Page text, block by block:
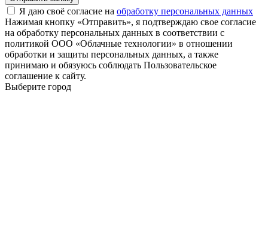
Я даю своё согласие на обработку персональных данных
Нажимая кнопку «Отправить», я подтверждаю свое согласие
на обработку персональных данных в соответствии с
политикой ООО «Облачные технологии» в отношении
обработки и защиты персональных данных, а также
принимаю и обязуюсь соблюдать Пользовательское
соглашение к сайту.
Выберите город